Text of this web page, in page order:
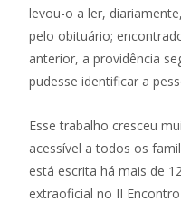
levou-o a ler,
pelo obituário;
anterior, a providência
pudesse identificar a
Esse trabalho cresceu
acessível a todos os
está escrita há mais de
extraoficial no II